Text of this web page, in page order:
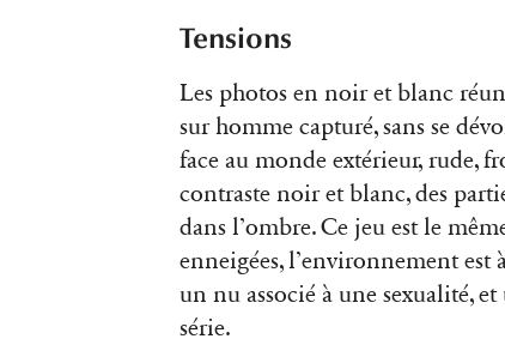
Tensions
Les photos en noir et blanc
sur homme capturé, sans se
face au monde extérieur, rude,
contraste noir et blanc, des
dans l’ombre. Ce jeu est le
enneigées, l’environnement est
un nu associé à une sexualité,
série.